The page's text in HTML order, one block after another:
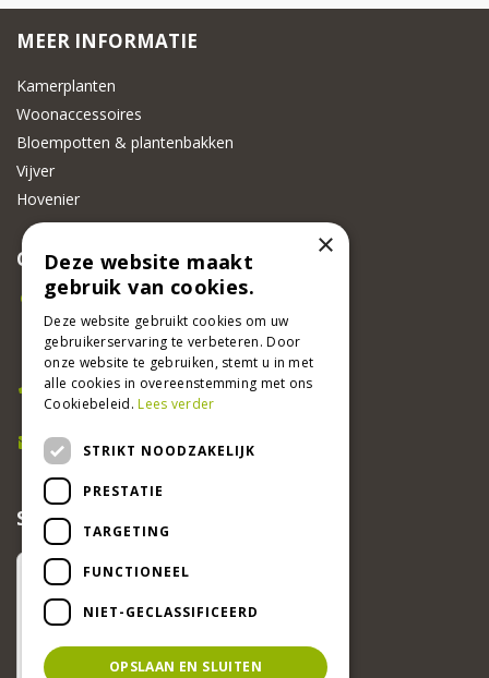
MEER INFORMATIE
Kamerplanten
Woonaccessoires
Bloempotten & plantenbakken
Vijver
Hovenier
CONTACT
Beeker Tuincentrum
Adsteeg 31
6191 PW Beek
Bel ons
046 437 2881
E-mail
info@beekertuincentrum.nl
SCHRIJF EEN RECENSIE EN WIN!
×
Deze website maakt
gebruik van cookies.
Deze website gebruikt cookies om uw
gebruikerservaring te verbeteren. Door
onze website te gebruiken, stemt u in met
alle cookies in overeenstemming met ons
Cookiebeleid.Lees verder
STRIKT NOODZAKELIJK
PRESTATIE
TARGETING
FUNCTIONEEL
NIET-GECLASSIFICEERD
OPSLAAN EN SLUITEN